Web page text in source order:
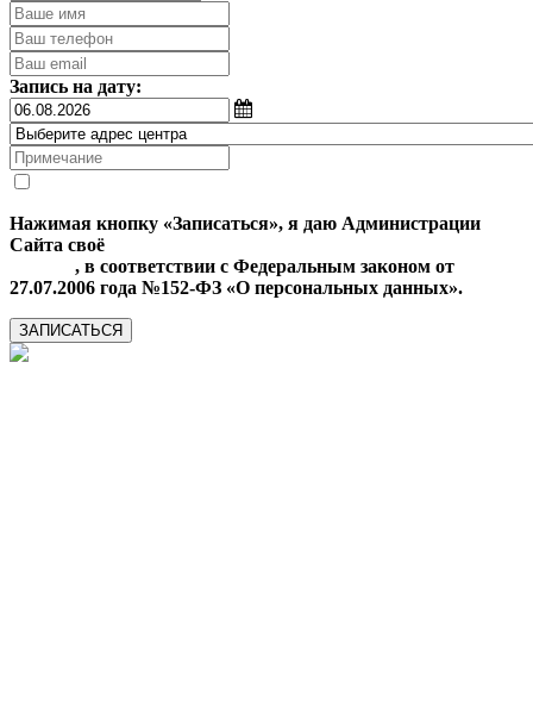
Запись на дату:
Нажимая кнопку «Записаться», я даю Администрации
Сайта своё
, в соответствии с Федеральным законом от
27.07.2006 года №152-ФЗ «О персональных данных».
ЗАПИСАТЬСЯ